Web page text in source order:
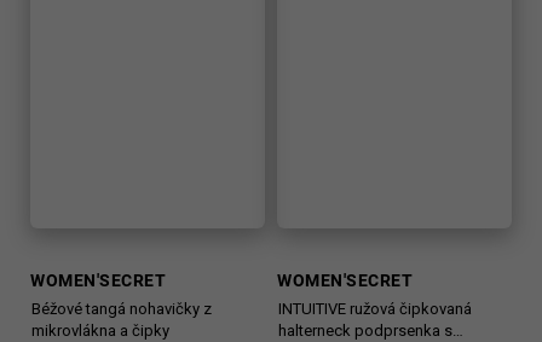
WOMEN'SECRET
Béžové tangá nohavičky z
mikrovlákna a čipky
WOMEN'SECRET
INTUITIVE ružová čipkovaná
halterneck podprsenka s